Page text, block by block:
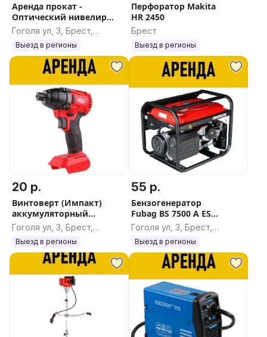
Аренда прокат -
Оптический нивелир
ADA Instruments PROF-X32
Гоголя ул, 3, Брест,
Брестская область
Выезд в регионы
Перфоратор Makita
HR 2450
Брест
Выезд в регионы
20 р.
Винтоверт (Импакт)
аккумуляторный
ударный WORTEX CWR
Гоголя ул, 3, Брест,
Брестская область
Выезд в регионы
55 р.
Бензогенератор
Fubag BS 7500 A ES
(7,5 кВт)
Гоголя ул, 3, Брест,
Брестская область
Выезд в регионы